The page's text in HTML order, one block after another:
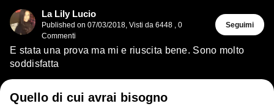
La Lily Lucio
Published on 07/03/2018 Visti da 6448
0
Commenti
Seguimi
E stata una prova ma mi e riuscita bene. Sono molto
soddisfatta
Quello di cui avrai bisogno